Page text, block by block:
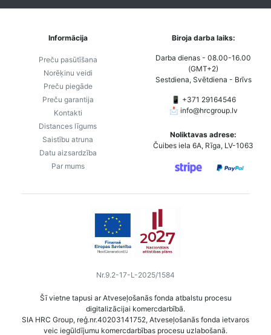
Informācija
Preču pasūtīšana
Norēķinu veidi
Preču piegāde
Preču garantija
Kontakti
Distances līgums
Saistību atruna
Datu aizsardzība
Par mums
Biroja darba laiks:
Darba dienas - 08.00-16.00
(GMT+2)
Sestdiena, Svētdiena - Brīvs
📱 +371 29164546
📩 info@hrcgroup.lv
Noliktavas adrese:
Čuibes iela 6A, Rīga, LV-1063
Nr.9.2-17-L-2025/1584
Šī vietne tapusi ar Atveseļošanās fonda atbalstu procesu
digitalizācijai komercdarbībā.
SIA HRC Group, reģ.nr.40203141752, Atveseļošanās fonda ietvaros
veic iegūldījumu komercdarbības procesu uzlabošanā.